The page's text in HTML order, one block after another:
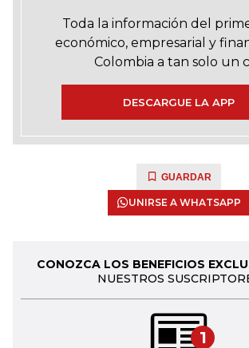
Toda la información del
económico, empresarial y
Colombia a tan solo un
DESCARGUE LA APP
GUARDAR
UNIRSE A WHATSAPP
CONOZCA LOS BENEFICIOS
NUESTROS
1